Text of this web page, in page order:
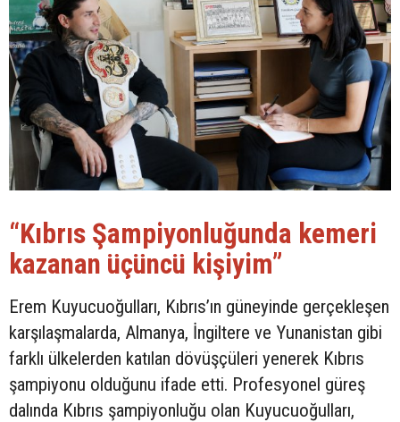
“Kıbrıs Şampiyonluğunda kemeri
kazanan üçüncü kişiyim”
Erem Kuyucuoğulları, Kıbrıs’ın güneyinde gerçekleşen
karşılaşmalarda, Almanya, İngiltere ve Yunanistan gibi
farklı ülkelerden katılan dövüşçüleri yenerek Kıbrıs
şampiyonu olduğunu ifade etti. Profesyonel güreş
dalında Kıbrıs şampiyonluğu olan Kuyucuoğulları,